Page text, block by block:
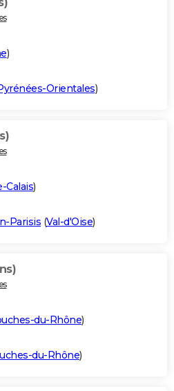
)
Orientales)
Calais)
Parisis (Val-d'Oise)
du-Rhône)
du-Rhône)